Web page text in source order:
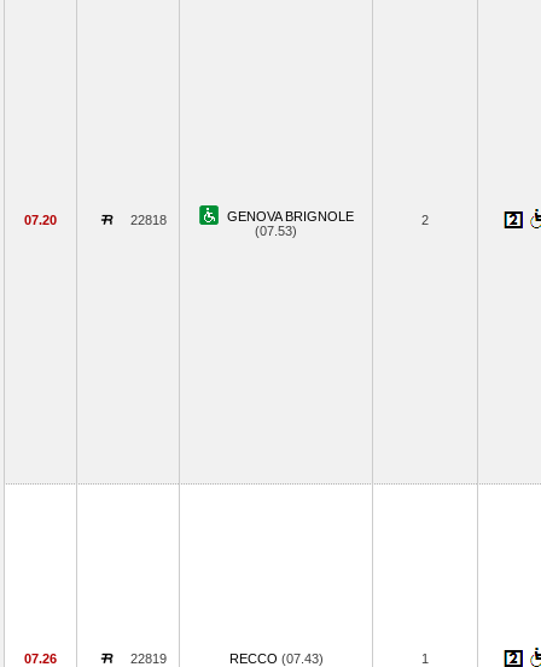
07.20 22818
GENOVA BRIGNOLE
(07.53)
2
07.26 22819 RECCO (07.43) 1